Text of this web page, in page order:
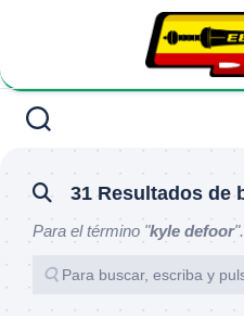
31 Resultados de
Para el término "kyle defoor".